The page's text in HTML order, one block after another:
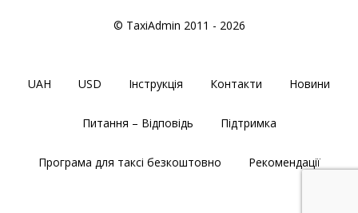
© TaxiAdmin 2011 - 2026
UAH USD Інструкція Контакти Новини
Питання – Відповідь Підтримка
Програма для таксі безкоштовно Рекомендації